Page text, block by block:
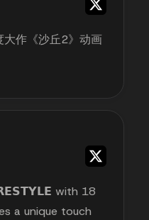
作《沙丘2》动画
𝗥𝗘𝗦𝗧𝗬𝗟𝗘 with 18
a unique touch